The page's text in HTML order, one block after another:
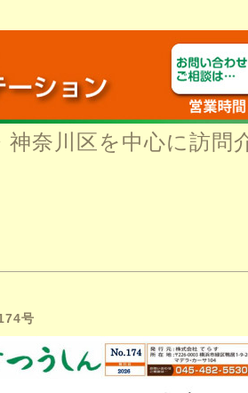
神奈川区を中心に訪問
号